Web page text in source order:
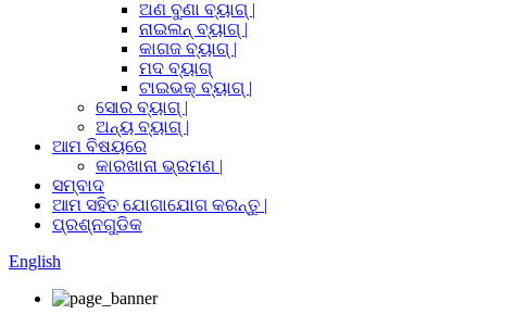
ଅଣ ବୁଣା ବ୍ୟାଗ୍ |
ନାଇଲନ୍ ବ୍ୟାଗ୍ |
କାଗଜ ବ୍ୟାଗ୍ |
ମଦ ବ୍ୟାଗ୍
ଟାଇଭକ୍ ବ୍ୟାଗ୍ |
ସୋର ବ୍ୟାଗ୍ |
ଅନ୍ୟ ବ୍ୟାଗ୍ |
ଆମ ବିଷୟରେ
କାରଖାନା ଭ୍ରମଣ |
ସମ୍ବାଦ
ଆମ ସହିତ ଯୋଗାଯୋଗ କରନ୍ତୁ |
ପ୍ରଶ୍ନଗୁଡିକ
English